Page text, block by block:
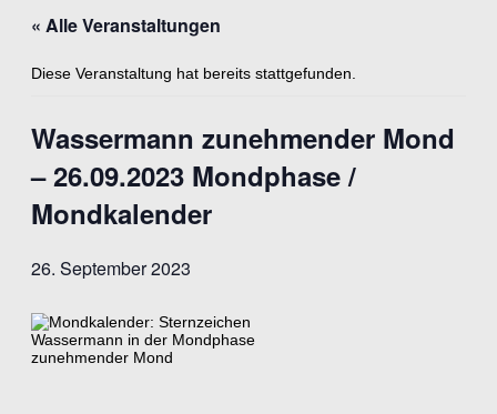
« Alle Veranstaltungen
Diese Veranstaltung hat bereits stattgefunden.
Wassermann zunehmender Mond
– 26.09.2023 Mondphase /
Mondkalender
26. September 2023